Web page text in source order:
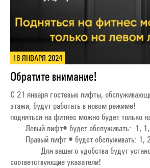
16 ЯНВАРЯ 2024
Обратите внимание!
С 21 января гостевые лифты,
этажи, будут работать в новом
подняться на фитнес можно будет только
⁣⁣⠀⁣⁣⠀ Левый лифт• будет обслуживать: -1,
⁣⁣⠀⁣⁣⠀ Правый лифт • будет обслуживать:
⁣⁣⠀⁣⁣⠀ ⁣⁣⠀⁣⁣⠀ Для вашего удобства будут
соответствующие указатели!⁣⁣⠀⁣⁣⠀